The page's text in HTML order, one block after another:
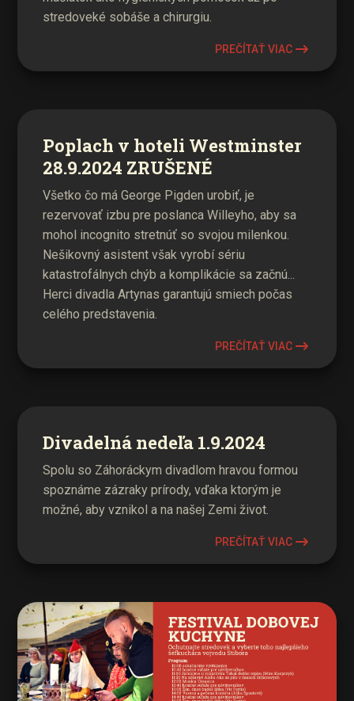
stredoveké sobáše a chirurgiu.
PREČÍTAŤ VIAC
Poplach v hoteli Westminster
28.9.2024 ZRUŠENÉ
Všetko čo má George Pigden urobiť, je
rezervovať izbu pre poslanca Willeyho, aby sa
mohol incognito stretnúť so svojou milenkou.
Nešikovný asistent však vyrobí sériu
katastrofálnych chýb a komplikácie sa začnú...
Herci divadla Artynas garantujú smiech počas
celého predstavenia.
PREČÍTAŤ VIAC
Divadelná nedeľa 1.9.2024
Spolu so Záhoráckym divadlom hravou formou
spoznáme zázraky prírody, vďaka ktorým je
možné, aby vznikol a na našej Zemi život.
PREČÍTAŤ VIAC